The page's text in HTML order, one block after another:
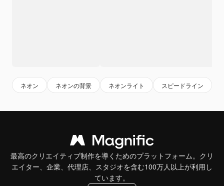
ネオン ネオンの背景 ネオンライト スピードライン
最高のクリエイティブ制作を導くためのプラットフォーム。クリ
エイター、企業、代理店、スタジオを含む100万人以上が利用し
ています。